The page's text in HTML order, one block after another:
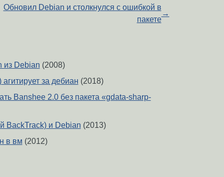
Обновил Debian и столкнулся с ошибкой в
пакете
→
из Debian (2008)
за дебиан (2018)
Banshee 2.0 без пакета «gdata-sharp-
BackTrack) и Debian (2013)
в вм (2012)